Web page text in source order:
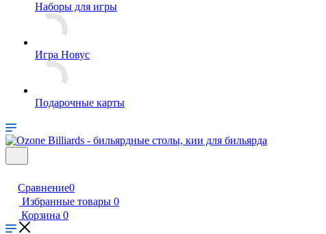
Наборы для игры
Игра Новус
Подарочные карты
Сравнение0
Избранные товары 0
Корзина 0